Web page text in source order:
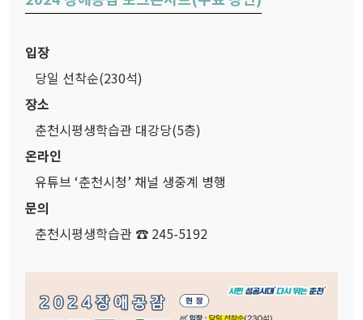
입장
당일 선착순(230석)
장소
춘천시평생학습관 대강당(5층)
온라인
유튜브 ‘춘천시청’ 채널 생중계 병행
문의
춘천시평생학습관 ☎ 245-5192